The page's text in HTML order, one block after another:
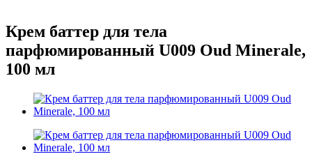
Крем баттер для тела
парфюмированный U009 Oud Minerale,
100 мл